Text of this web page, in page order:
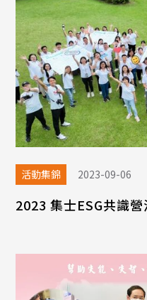
活動集錦 2023-09-06
2023 集士ESG共識營